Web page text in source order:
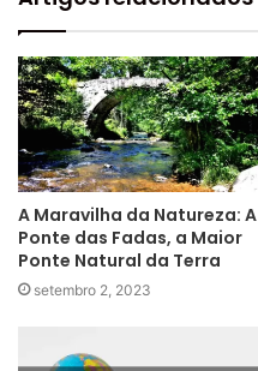
A Maravilha da Natureza: A
Ponte das Fadas, a Maior
Ponte Natural da Terra
setembro 2, 2023